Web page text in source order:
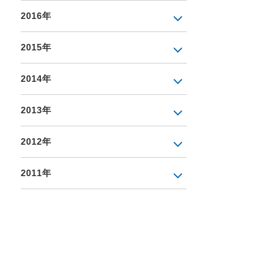
2016年
2015年
2014年
2013年
2012年
2011年